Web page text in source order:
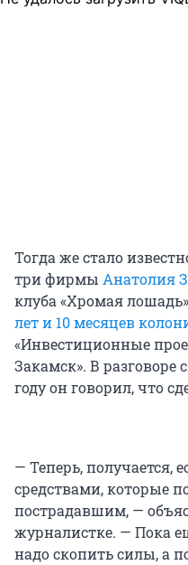
Тогда же стало
три фирмы Анатолия
клуба «Хромая
лет и 10 месяцев
«Инвестиционные
Закамск». В разговоре
году он говорил, что
— Теперь, получается,
средствами, которые
пострадавшим, —
журналистке. — Пока
надо скопить силы, а